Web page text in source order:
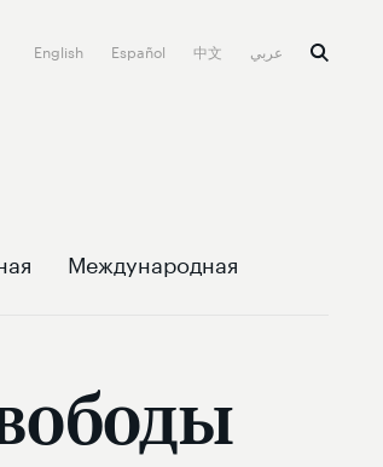
English Español 中文
Международная